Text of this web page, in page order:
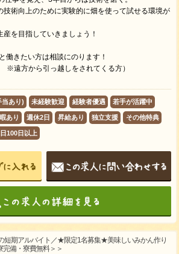
技術向上のために実験的に畑を使って試せる環境が
を目指していきましょう！
きたい方は相談にのります！
遠方から引っ越しをされてくる方）
当あり) 未経験歓迎 経験者優遇 若手が活躍中
あり 週休2日 昇給あり 独立支援 その他特典
100日以上
短期アルバイト／★限定1名募集★美味しいみかん作り
備・寮費無料＞＞